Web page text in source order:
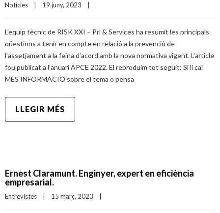
Notícies 19 juny, 2023
L’equip tècnic de RISK XXI – Prl & Services ha resumit les principals
qüestions a tenir en compte en relació a la prevenció de
l’assetjament a la feina d’acord amb la nova normativa vigent. L’article
fou publicat a l’anuari APCE 2022. El reproduim tot seguit: Si li cal
MÉS INFORMACIÓ sobre el tema o pensa
LLEGIR MÉS
Ernest Claramunt. Enginyer, expert en eficiència
empresarial.
Entrevistes 15 març, 2023